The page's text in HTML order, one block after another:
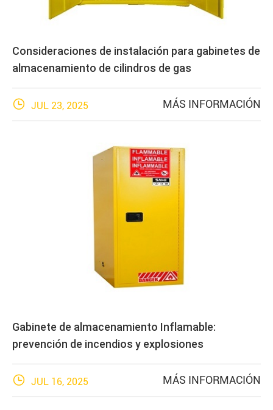
Consideraciones de instalación para gabinetes de
almacenamiento de cilindros de gas
 JUL 23, 2025 MÁS INFORMACIÓN
Gabinete de almacenamiento Inflamable:
prevención de incendios y explosiones
 JUL 16, 2025 MÁS INFORMACIÓN